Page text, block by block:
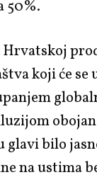
50%.
koji će se
glavi bilo
na ustima